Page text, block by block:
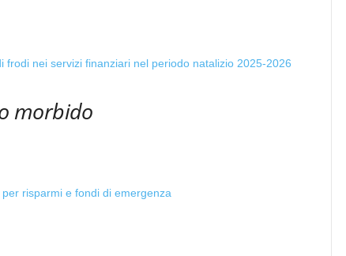
frodi nei servizi finanziari nel periodo natalizio 2025-2026
morbido